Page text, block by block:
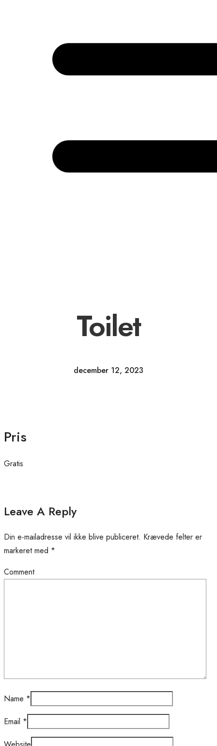
Toilet
december 12, 2023
Pris
Gratis
Leave A Reply
Din e-mailadresse vil ikke blive publiceret. Krævede felter er
markeret med *
Comment
Name *
Email *